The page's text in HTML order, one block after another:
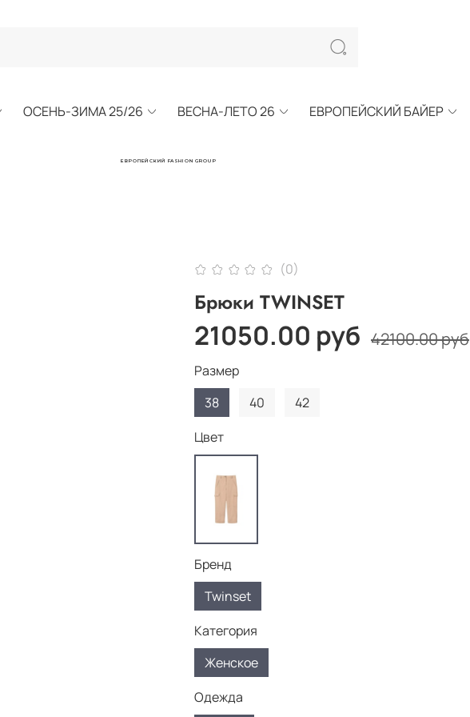
ОСЕНЬ-ЗИМА 25/26 ВЕСНА-ЛЕТО 26 ЕВРОПЕЙСКИЙ БАЙЕР
ЕВРОПЕЙСКИЙ FASHION GROUP
(0)
Брюки TWINSET
21050.00 руб 42100.00 руб
Размер
38
40
42
Цвет
Бренд
Twinset
Категория
Женское
Одежда